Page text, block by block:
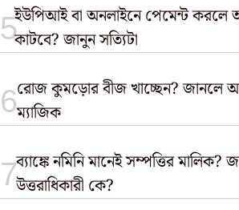
ইউপিআই বা অনলাইনে পেমেন্ট করলে
কাটবে? জানুন সত্যিটা
রোজ কুমড়োর বীজ খাচ্ছেন? জানলে
ম্যাজিক
ব্যাঙ্কে নমিনি মানেই সম্পত্তির
উত্তরাধিকারী কে?